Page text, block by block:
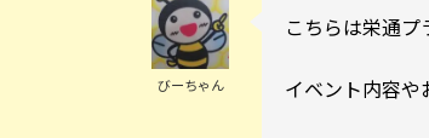
びーちゃん
こちらは栄通プ
イベント内容や